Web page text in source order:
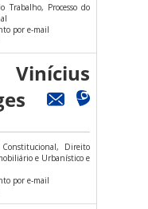
Trabalho, Processo do
por e-mail
Direito
e Urbanístico e
por e-mail